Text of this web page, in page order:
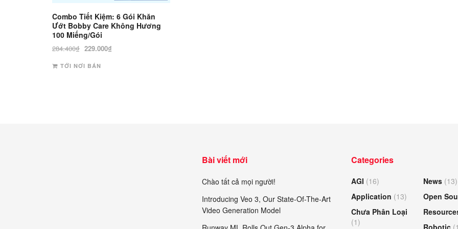
Combo Tiết Kiệm: 6 Gói Khăn
Ướt Bobby Care Không Hương
100 Miếng/Gói
284.400₫ Giá
là:
229.000₫
TỚI NƠI BÁN
Bài viết mới
Chào tất cả mọi người!
Introducing Veo 3, Our State-Of-The-Art
Video Generation Model
Categories
AGI (16)
Application (13)
Chưa Phân Loại
(1)
News (13)
Open
Robotic